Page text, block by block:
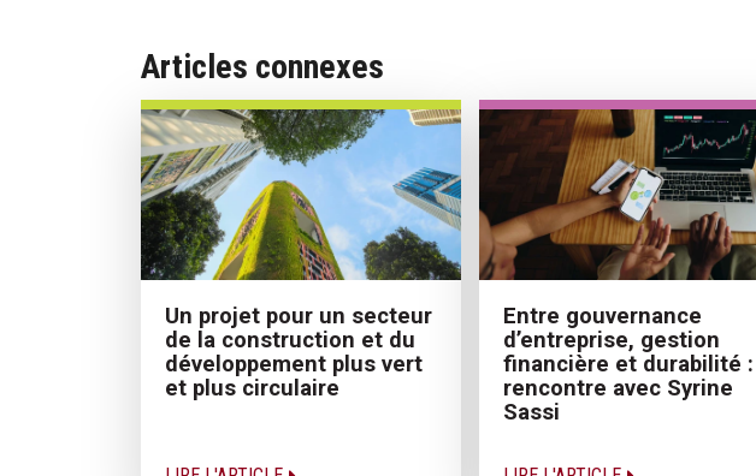
Articles connexes
Un projet pour un secteur
de la construction et du
développement plus vert
et plus circulaire
Entre gouvernance
d’entreprise, gestion
financière et durabilité :
rencontre avec Syrine
Sassi